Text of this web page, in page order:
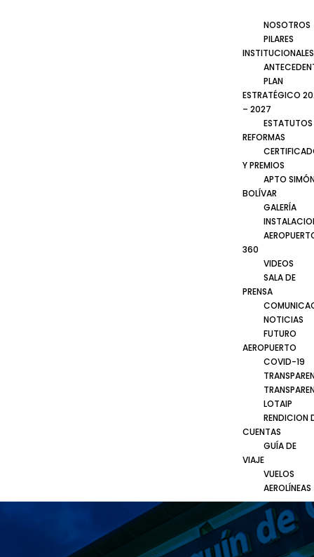
NOSOTROS
PILARES
INSTITUCIONALES
PLAN
ESTRATÉGICO
– 2027
ESTATUTOS
REFORMAS
Y PREMIOS
APTO
BOLÍVAR
GALERÍA
360
VIDEOS
SALA DE
PRENSA
NOTICIAS
FUTURO
AEROPUERTO
COVID-19
LOTAIP
RENDICION
CUENTAS
GUÍA DE
VIAJE
VUELOS
AEROLÍNEAS